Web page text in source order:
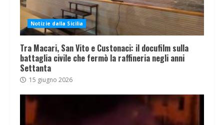
Notizie dalla Sicilia
Tra Macari, San Vito e Custonaci: il docufilm sulla
battaglia civile che fermò la raffineria negli anni
Settanta
15 giugno 2026